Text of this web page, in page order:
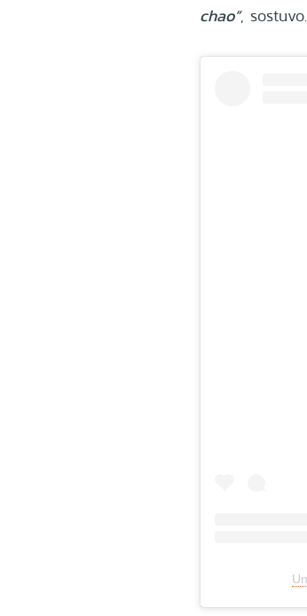
chao”, sostuvo.